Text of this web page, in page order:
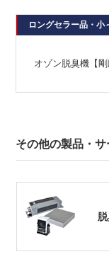
ロングセラー品・小
オゾン脱臭機【剛
その他の製品・サ